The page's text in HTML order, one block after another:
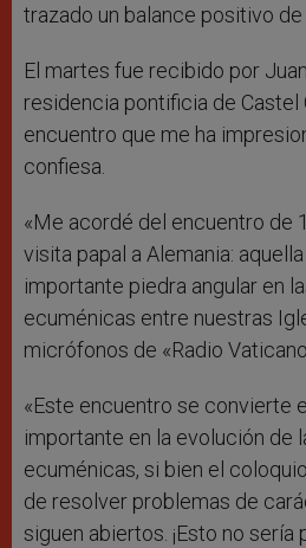
trazado un balance positivo de
El martes fue recibido por
residencia pontificia de Castel
encuentro que me ha
confiesa.
«Me acordé del encuentro de
visita papal a Alemania:
importante piedra angular en
ecuménicas entre nuestras
micrófonos de «Radio
«Este encuentro se convierte
importante en la evolución de
ecuménicas, si bien el
de resolver problemas de
siguen abiertos. ¡Esto no sería